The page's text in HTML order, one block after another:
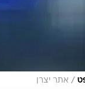
/ אתר יצרן